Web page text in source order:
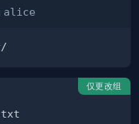
alice
仅更改组